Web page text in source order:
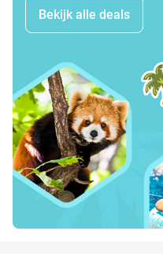
Bekijk alle deals